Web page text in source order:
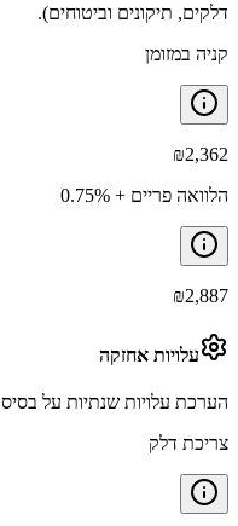
דלקים, תיקונים וביטוחים).
קניה במזומן
₪2,362
הלוואה פריים + 0.75%
₪2,887
עלויות אחזקה
הערכת עלויות שנתיות על בסיס 15,000 ק״מ בשנה
צריכת דלק